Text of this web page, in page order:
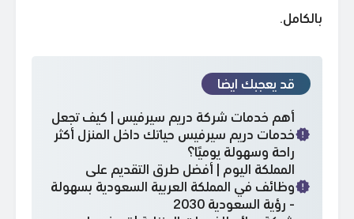
بالكامل.
قد يعجبك ايضا
أهم خدمات شركة دريم سيرفيس | كيف تجعل
خدمات دريم سيرفيس حياتك داخل المنزل أكثر
راحة وسهولة يوميًا؟
المملكة اليوم | أفضل طرق التقديم على
وظائف في المملكة العربية السعودية بسهولة
- رؤية السعودية 2030